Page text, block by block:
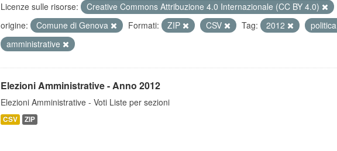
Licenze sulle risorse: Creative Commons Attribuzione 4.0 Internazionale (CC BY 4.0)
origine:
Comune di Genova Formati: ZIP CSV Tag: 2012
politica
amministrative
Elezioni Amministrative - Anno 2012
Elezioni Amministrative - Voti Liste per sezioni
CSV ZIP